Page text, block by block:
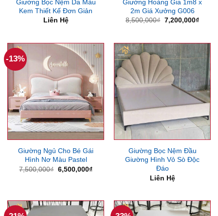
Giường Bọc Nệm Da Màu
Kem Thiết Kế Đơn Giản
Liên Hệ
Giường Hoàng Gia 1m8 x
2m Giá Xưởng G006
8,500,000₫ Giá
7,200,000₫Giá
-13%
Giường Ngủ Cho Bé Gái
Hình Nơ Màu Pastel
7,500,000₫ Giá
gốc
6,500,000₫Giá
Giường Bọc Nệm Đầu
Giường Hình Vỏ Sò Độc
Đáo
Liên Hệ